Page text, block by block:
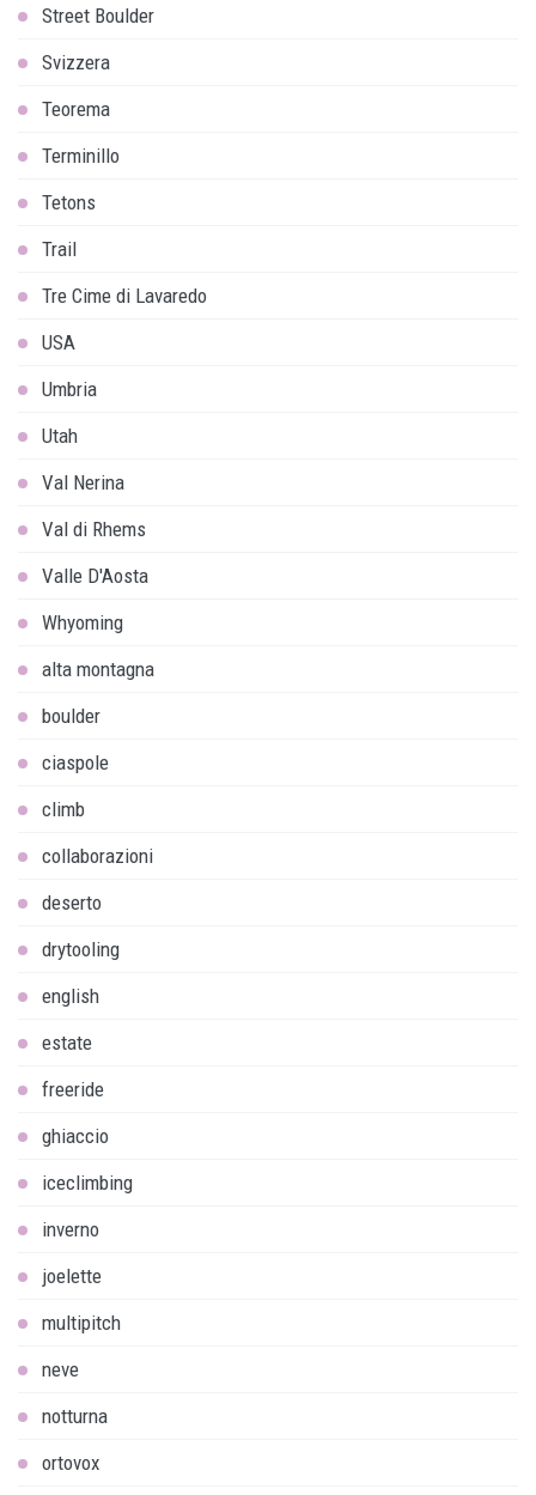
Street Boulder
Svizzera
Teorema
Terminillo
Tetons
Trail
Tre Cime di Lavaredo
USA
Umbria
Utah
Val Nerina
Val di Rhems
Valle D'Aosta
Whyoming
alta montagna
boulder
ciaspole
climb
collaborazioni
deserto
drytooling
english
estate
freeride
ghiaccio
iceclimbing
inverno
joelette
multipitch
neve
notturna
ortovox